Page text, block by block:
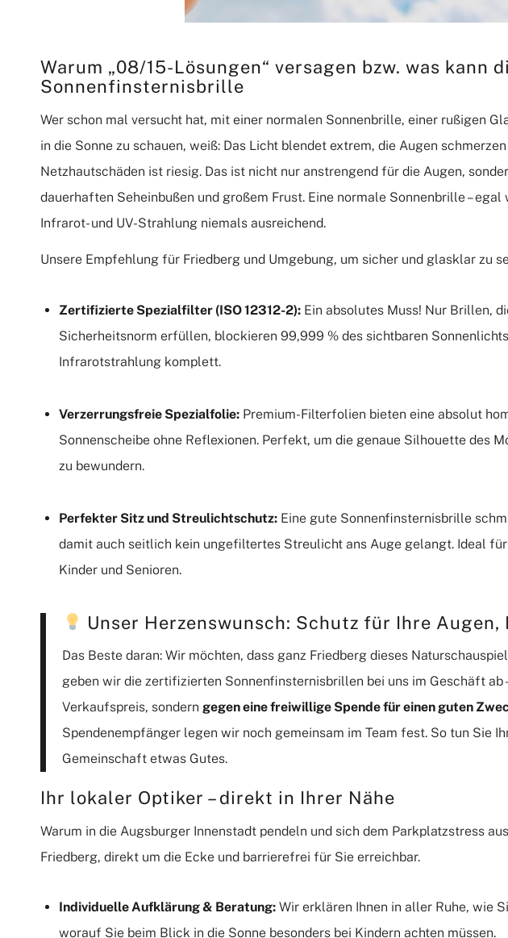
Warum „08/15-Lösungen“ versagen bzw. was kann
Sonnenfinsternisbrille
Wer schon mal versucht hat, mit einer normalen Sonnenbrille, einer rußigen
in die Sonne zu schauen, weiß: Das Licht blendet extrem, die Augen
Netzhautschäden ist riesig. Das ist nicht nur anstrengend für die Augen,
dauerhaften Seheinbußen und großem Frust. Eine normale Sonnenbrille –
Infrarot- und UV-Strahlung niemals ausreichend.
Unsere Empfehlung für Friedberg und Umgebung, um sicher und glasklar zu
Zertifizierte Spezialfilter (ISO 12312-2): Ein absolutes Muss! Nur Brillen,
Sicherheitsnorm erfüllen, blockieren 99,999 % des sichtbaren
Infrarotstrahlung komplett.
Verzerrungsfreie Spezialfolie: Premium-Filterfolien bieten eine absolut
Sonnenscheibe ohne Reflexionen. Perfekt, um die genaue Silhouette des
zu bewundern.
Perfekter Sitz und Streulichtschutz: Eine gute Sonnenfinsternisbrille
damit auch seitlich kein ungefiltertes Streulicht ans Auge gelangt. Ideal
Kinder und Senioren.
Unser Herzenswunsch: Schutz für Ihre
Das Beste daran: Wir möchten, dass ganz Friedberg dieses
geben wir die zertifizierten Sonnenfinsternisbrillen bei uns im Geschäft ab
Verkaufspreis, sondern gegen eine freiwillige Spende für einen guten
Spendenempfänger legen wir noch gemeinsam im Team fest. So tun Sie
Gemeinschaft etwas Gutes.
Ihr lokaler Optiker – direkt in Ihrer Nähe
Warum in die Augsburger Innenstadt pendeln und sich dem Parkplatzstress
Friedberg, direkt um die Ecke und barrierefrei für Sie erreichbar.
Individuelle Aufklärung & Beratung: Wir erklären Ihnen in aller Ruhe, wie
worauf Sie beim Blick in die Sonne besonders bei Kindern achten müssen.